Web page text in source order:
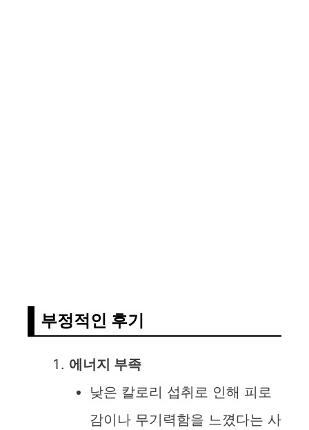
부정적인 후기
에너지 부족
낮은 칼로리 섭취로 인해 피로
감이나 무기력함을 느꼈다는 사